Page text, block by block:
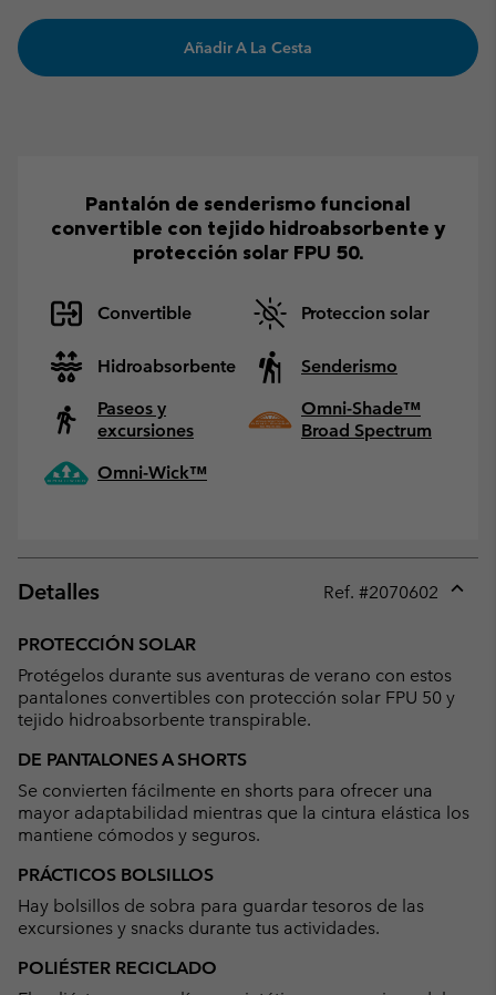
Añadir A La Cesta
Pantalón de senderismo funcional
convertible con tejido hidroabsorbente y
protección solar FPU 50.
Convertible Proteccion solar
Hidroabsorbente
Senderismo
Paseos y
excursiones
Omni-Shade™
Broad Spectrum
Omni-Wick™
Detalles Ref. #2070602
PROTECCIÓN SOLAR
Protégelos durante sus aventuras de verano con estos
pantalones convertibles con protección solar FPU 50 y
tejido hidroabsorbente transpirable.
DE PANTALONES A SHORTS
Se convierten fácilmente en shorts para ofrecer una
mayor adaptabilidad mientras que la cintura elástica los
mantiene cómodos y seguros.
PRÁCTICOS BOLSILLOS
Hay bolsillos de sobra para guardar tesoros de las
excursiones y snacks durante tus actividades.
POLIÉSTER RECICLADO